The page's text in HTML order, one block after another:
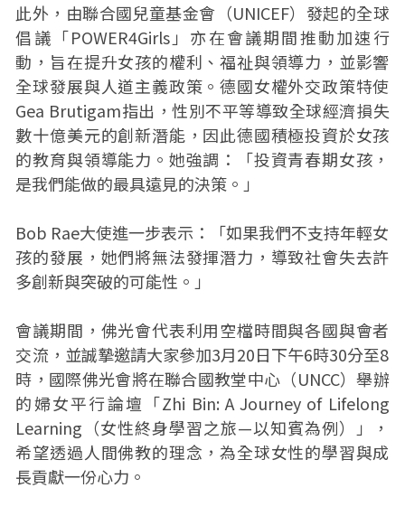
此外，由聯合國兒童基金會（UNICEF）發起的全球
倡議「POWER4Girls」亦在會議期間推動加速行
動，旨在提升女孩的權利、福祉與領導力，並影響
全球發展與人道主義政策。德國女權外交政策特使
Gea Brutigam指出，性別不平等導致全球經濟損失
數十億美元的創新潛能，因此德國積極投資於女孩
的教育與領導能力。她強調：「投資青春期女孩，
是我們能做的最具遠見的決策。」
Bob Rae大使進一步表示：「如果我們不支持年輕女
孩的發展，她們將無法發揮潛力，導致社會失去許
多創新與突破的可能性。」
會議期間，佛光會代表利用空檔時間與各國與會者
交流，並誠摯邀請大家參加3月20日下午6時30分至8
時，國際佛光會將在聯合國教堂中心（UNCC）舉辦
的婦女平行論壇「Zhi Bin: A Journey of Lifelong
Learning（女性終身學習之旅—以知賓為例）」，
希望透過人間佛教的理念，為全球女性的學習與成
長貢獻一份心力。